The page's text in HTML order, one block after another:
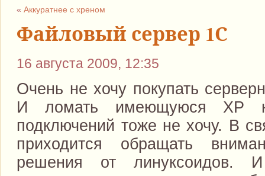
«Аккуратнее с хреном
Файловый сервер 1С
16 августа 2009, 12:35
Очень не хочу покупать
И ломать имеющуюся ХР
подключений тоже не хочу. В
приходится обращать
решения от линуксоидов.